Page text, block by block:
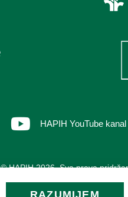
HAPIH YouTube kanal
© HAPIH 2026. Sva prava
RAZUMIJEM